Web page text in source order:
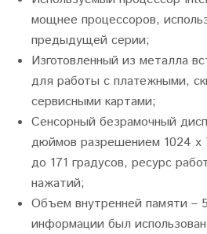
мощнее процессоров,
предыдущей серии;
Изготовленный из металла
для работы с платежными,
сервисными картами;
Сенсорный безрамочный
дюймов разрешением 1024 х
до 171 градусов, ресурс
нажатий;
Объем внутренней памяти –
информации был